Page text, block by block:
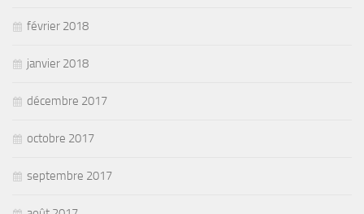
février 2018
janvier 2018
décembre 2017
octobre 2017
septembre 2017